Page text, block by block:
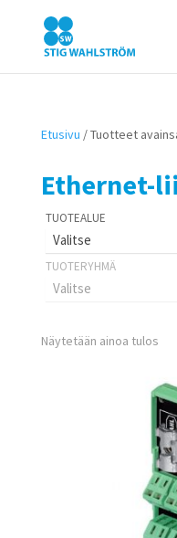
Etusivu / Tuotteet
Ethernet-
Valitse
Valitse
Näytetään ainoa tulos